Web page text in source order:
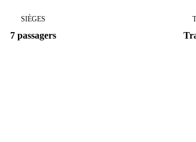
SIÈGES
7 passagers